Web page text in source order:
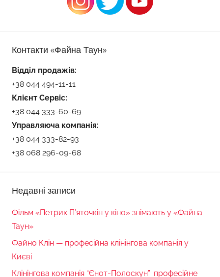
Контакти «Файна Таун»
Відділ продажів:
+38 044 494-11-11
Клієнт Сервіс:
+38 044 333-60-69
Управляюча компанія:
+38 044 333-82-93
+38 068 296-09-68
Недавні записи
Фільм «Петрик П’яточкін у кіно» знімають у «Файна
Таун»
Файно Клін — професійна клінінгова компанія у
Києві
Клінінгова компанія “Єнот-Полоскун”: професійне